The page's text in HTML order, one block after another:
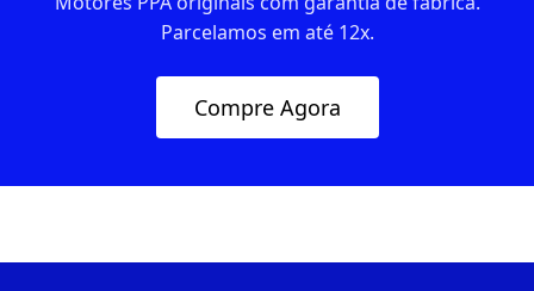
Parcelamos em até 12x.
Compre Agora